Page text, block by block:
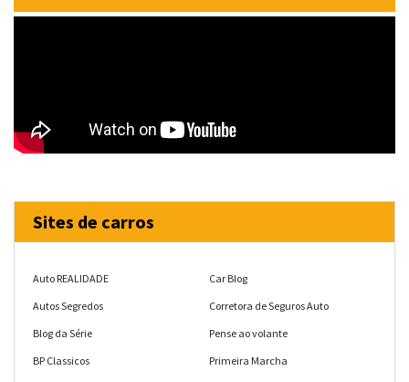
Sites de carros
Auto REALIDADE
Autos Segredos
Blog da Série
BP Classicos
Car Blog
Corretora de Seguros Auto
Pense ao volante
Primeira Marcha